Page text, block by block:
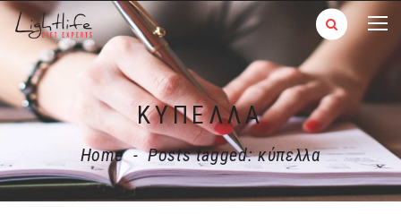
ΚΎΠΕΛΛΑ
Home - Posts tagged: κύπελλα